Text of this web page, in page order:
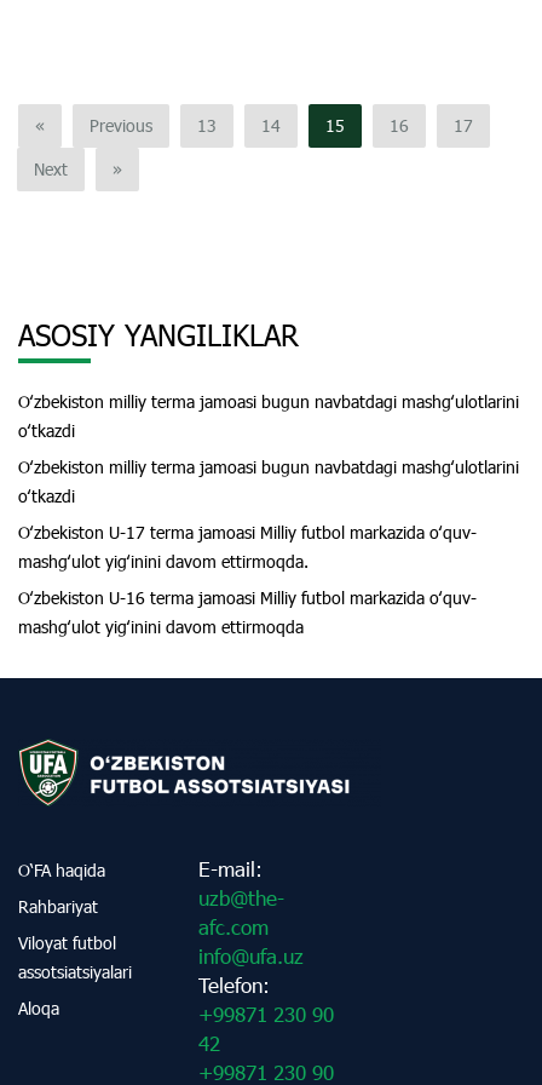
« Previous 13 14 15 16 17
Next »
ASOSIY YANGILIKLAR
Oʻzbekiston milliy terma jamoasi bugun navbatdagi mashgʻulotlarini
oʻtkazdi
Oʻzbekiston milliy terma jamoasi bugun navbatdagi mashgʻulotlarini
oʻtkazdi
Oʻzbekiston U-17 terma jamoasi Milliy futbol markazida oʻquv-
mashgʻulot yigʻinini davom ettirmoqda.
Oʻzbekiston U-16 terma jamoasi Milliy futbol markazida oʻquv-
mashgʻulot yigʻinini davom ettirmoqda
O‘FA haqida
Rahbariyat
Viloyat futbol
assotsiatsiyalari
Aloqa
E-mail:
uzb@the-
afc.com
info@ufa.uz
Telefon:
+99871 230 90
42
+99871 230 90